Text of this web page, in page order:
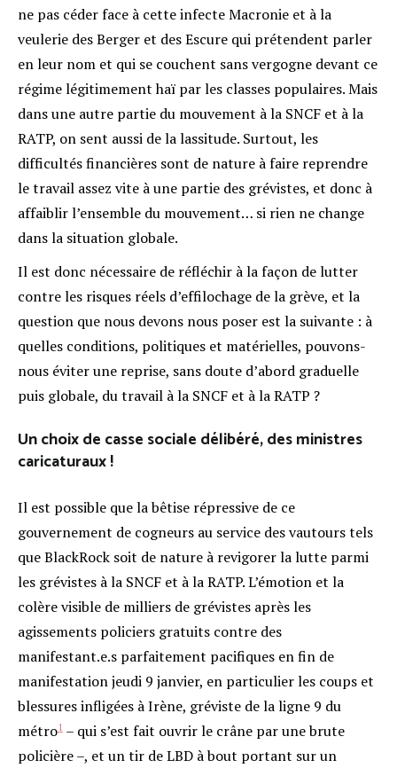
ne pas céder face à cette infecte Macronie et à la
veulerie des Berger et des Escure qui prétendent parler
en leur nom et qui se couchent sans vergogne devant ce
régime légitimement haï par les classes populaires. Mais
dans une autre partie du mouvement à la SNCF et à la
RATP, on sent aussi de la lassitude. Surtout, les
difficultés financières sont de nature à faire reprendre
le travail assez vite à une partie des grévistes, et donc à
affaiblir l’ensemble du mouvement… si rien ne change
dans la situation globale.
Il est donc nécessaire de réfléchir à la façon de lutter
contre les risques réels d’effilochage de la grève, et la
question que nous devons nous poser est la suivante : à
quelles conditions, politiques et matérielles, pouvons-
nous éviter une reprise, sans doute d’abord graduelle
puis globale, du travail à la SNCF et à la RATP ?
Un choix de casse sociale délibéré, des ministres
caricaturaux !
Il est possible que la bêtise répressive de ce
gouvernement de cogneurs au service des vautours tels
que BlackRock soit de nature à revigorer la lutte parmi
les grévistes à la SNCF et à la RATP. L’émotion et la
colère visible de milliers de grévistes après les
agissements policiers gratuits contre des
manifestant.e.s parfaitement pacifiques en fin de
manifestation jeudi 9 janvier, en particulier les coups et
blessures infligées à Irène, gréviste de la ligne 9 du
métro1 – qui s’est fait ouvrir le crâne par une brute
policière –, et un tir de LBD à bout portant sur un